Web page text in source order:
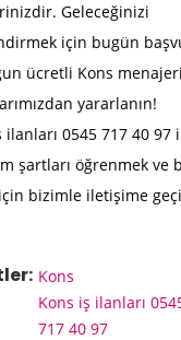
Geleceğinizi
için bugün
ücretli Kons
yararlanın!
ilanları 0545 717 40 97
şartları öğrenmek ve
bizimle iletişime
Kons
Kons iş ilanları
717 40 97